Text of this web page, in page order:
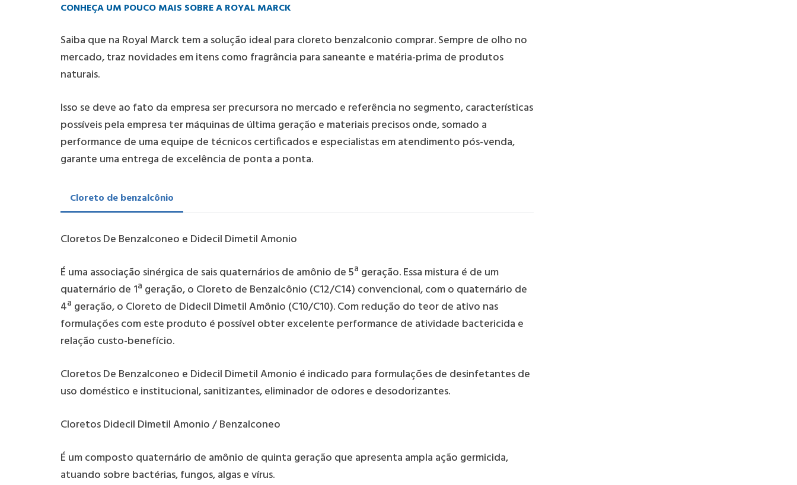
CONHEÇA UM POUCO MAIS SOBRE A ROYAL MARCK
Saiba que na Royal Marck tem a solução ideal para cloreto benzalconio comprar. Sempre de olho no
mercado, traz novidades em itens como fragrância para saneante e matéria-prima de produtos
naturais.
Isso se deve ao fato da empresa ser precursora no mercado e referência no segmento, características
possíveis pela empresa ter máquinas de última geração e materiais precisos onde, somado a
performance de uma equipe de técnicos certificados e especialistas em atendimento pós-venda,
garante uma entrega de excelência de ponta a ponta.
Cloreto de benzalcônio
Cloretos De Benzalconeo e Didecil Dimetil Amonio
É uma associação sinérgica de sais quaternários de amônio de 5ª geração. Essa mistura é de um
quaternário de 1ª geração, o Cloreto de Benzalcônio (C12/C14) convencional, com o quaternário de
4ª geração, o Cloreto de Didecil Dimetil Amônio (C10/C10). Com redução do teor de ativo nas
formulações com este produto é possível obter excelente performance de atividade bactericida e
relação custo-benefício.
Cloretos De Benzalconeo e Didecil Dimetil Amonio é indicado para formulações de desinfetantes de
uso doméstico e institucional, sanitizantes, eliminador de odores e desodorizantes.
Cloretos Didecil Dimetil Amonio / Benzalconeo
É um composto quaternário de amônio de quinta geração que apresenta ampla ação germicida,
atuando sobre bactérias, fungos, algas e vírus.